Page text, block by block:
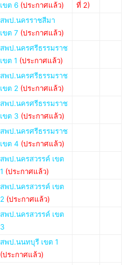
เขต 6 (ประกาศแล้ว)
ที่ 2)
สพป.นครราชสีมา
เขต 7 (ประกาศแล้ว)
สพป.นครศรีธรรมราช
เขต 1 (ประกาศแล้ว)
สพป.นครศรีธรรมราช
เขต 2 (ประกาศแล้ว)
สพป.นครศรีธรรมราช
เขต 3 (ประกาศแล้ว)
สพป.นครศรีธรรมราช
เขต 4 (ประกาศแล้ว)
สพป.นครสวรรค์ เขต
1 (ประกาศแล้ว)
สพป.นครสวรรค์ เขต
2 (ประกาศแล้ว)
สพป.นครสวรรค์ เขต
3
สพป.นนทบุรี เขต 1
(ประกาศแล้ว)